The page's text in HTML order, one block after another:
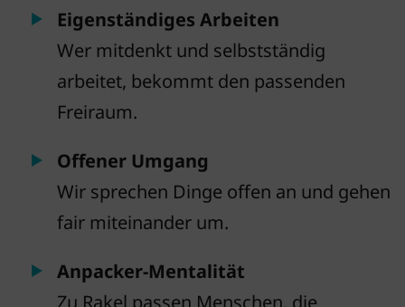
Eigenständiges Arbeiten
Wer mitdenkt und selbstständig
arbeitet, bekommt den passenden
Freiraum.
Offener Umgang
Wir sprechen Dinge offen an und gehen
fair miteinander um.
Anpacker-Mentalität
Zu Rakel passen Menschen, die